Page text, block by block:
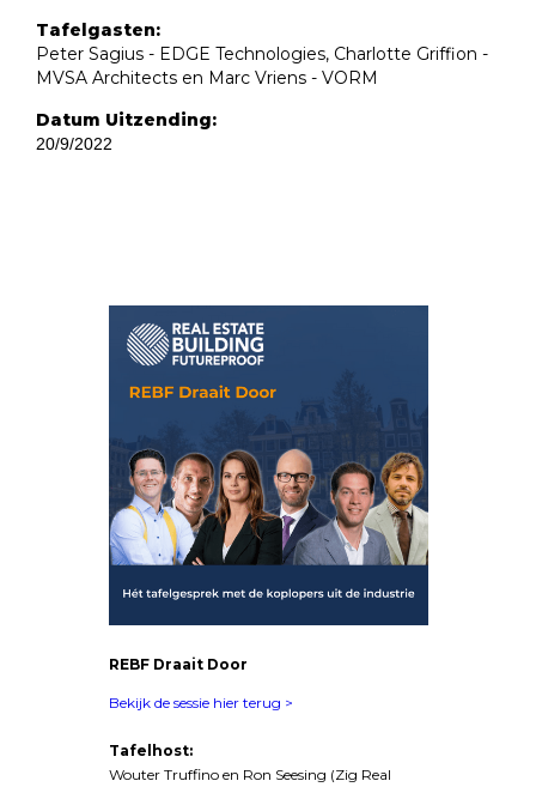
Tafelgasten:
Peter Sagius - EDGE Technologies, Charlotte Griffion -
MVSA Architects en Marc Vriens - VORM
Datum Uitzending:
20/9/2022
REBF Draait Door
Bekijk de sessie hier terug >
Tafelhost:
Wouter Truffino en Ron Seesing (Zig Real